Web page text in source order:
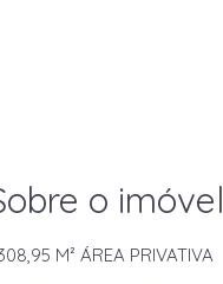
o imóvel
M² ÁREA PRIVATIVA